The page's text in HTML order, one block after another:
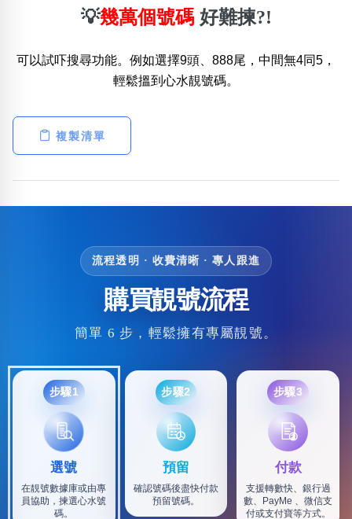
💡幾萬個號碼 好難揀?!
可以試吓搜尋功能。例如選擇9頭、888尾，中間無4同5，
輕鬆搵到心水靚號碼。
複製清單
流程透明 · 收費清晰 · 專人跟進
購買靚號流程
簡單 6 步，輕鬆擁有專屬靚號。
步驟1
選號
在靚號數據庫或由專
員協助，揀選心水號
碼。
步驟2
預留
確認號碼後盡快付款
預留號碼。
步驟3
付款
支援轉數快、銀行過
數、PayMe 、微信支
付或支付寶等方式。